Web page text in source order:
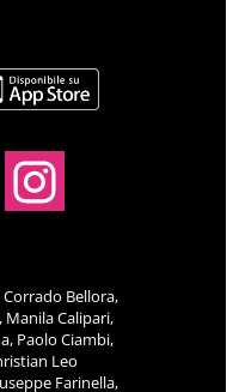
Bellora,
Calipari,
Paolo Ciambi,
Leo
Farinella,